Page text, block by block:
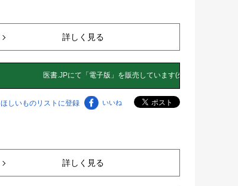
詳しく見る
ほしいものリストに登録 いいね
詳しく見る